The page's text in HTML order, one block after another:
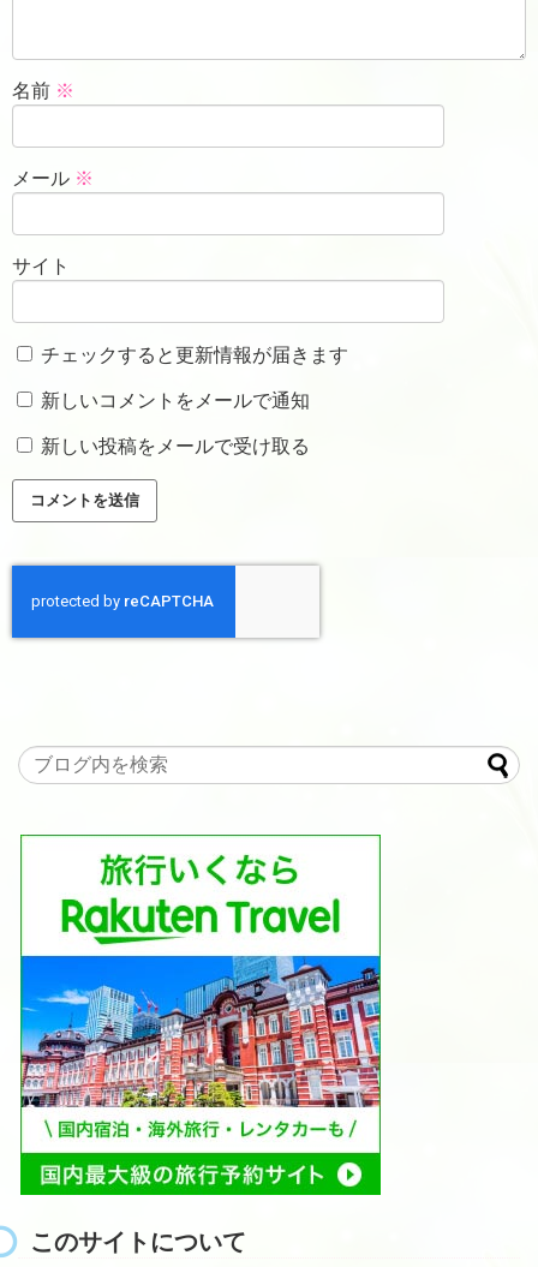
名前 ※
メール ※
サイト
チェックすると更新情報が届きます
新しいコメントをメールで通知
新しい投稿をメールで受け取る
このサイトについて